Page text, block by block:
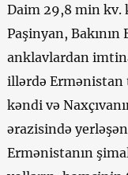
Daim 29,8 min kv.
Paşinyan,
anklavlardan
illərdə Ermənistan
kəndi və
ərazisində
Ermənistanın